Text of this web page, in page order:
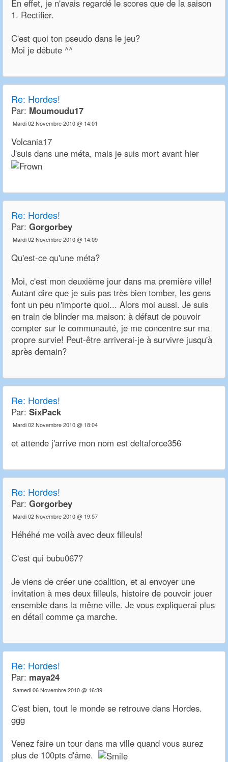
En effet, je n'avais regardé le scores que de la saison
1. Rectifier.
C'est quoi ton pseudo dans le jeu?
Moi je débute ^^
Re: Hordes!
Par: Moumoudu17
Mardi 02 Novembre 2010 @ 14:01
Volcania17
J'suis dans une méta, mais je suis mort avant hier
Re: Hordes!
Par: Gorgorbey
Mardi 02 Novembre 2010 @ 14:09
Qu'est-ce qu'une méta?
Moi, c'est mon deuxième jour dans ma première ville!
Autant dire que je suis pas très bien tomber, les gens
font un peu n'importe quoi... Alors moi aussi. Je suis
en train de blinder ma maison: à défaut de pouvoir
compter sur le communauté, je me concentre sur ma
propre survie! Peut-être arriverai-je à survivre jusqu'à
après demain?
Re: Hordes!
Par: SixPack
Mardi 02 Novembre 2010 @ 18:04
et attende j'arrive mon nom est deltaforce356
Re: Hordes!
Par: Gorgorbey
Mardi 02 Novembre 2010 @ 19:57
Héhéhé me voilà avec deux filleuls!
C'est qui bubu067?
Je viens de créer une coalition, et ai envoyer une
invitation à mes deux filleuls, histoire de pouvoir jouer
ensemble dans la même ville. Je vous expliquerai plus
en détail comme ça marche.
Re: Hordes!
Par: maya24
Samedi 06 Novembre 2010 @ 16:39
C'est bien, tout le monde se retrouve dans Hordes.
ggg
Venez faire un tour dans ma ville quand vous aurez
plus de 100pts d'âme.